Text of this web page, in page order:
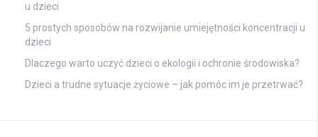
u dzieci
5 prostych sposobów na rozwijanie umiejętności koncentracji u
dzieci
Dlaczego warto uczyć dzieci o ekologii i ochronie środowiska?
Dzieci a trudne sytuacje życiowe – jak pomóc im je przetrwać?